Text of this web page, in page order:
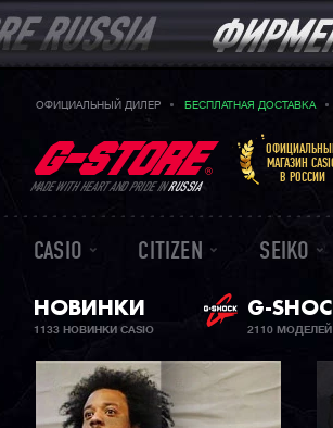
ОФИЦИАЛЬНЫЙ ДИЛЕР БЕСПЛАТНАЯ ДОСТАВКА
MADE WITH HEART AND PRIDE INRUSSIA
МАГАЗИН
В РОССИИ
CASIO CITIZEN SEIKO
НОВИНКИ
1133 НОВИНКИ CASIO
G-
2110 МОДЕЛЕЙ